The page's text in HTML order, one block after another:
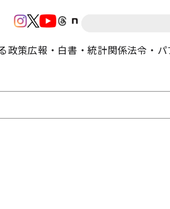
政策広報・白書・統計関係法令・パ